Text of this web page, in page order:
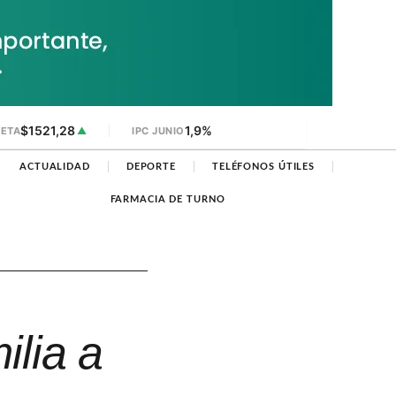
$1521,28 ▲ IPC JUNIO1,9%
ACTUALIDAD DEPORTE TELÉFONOS ÚTILES
FARMACIA DE TURNO
a